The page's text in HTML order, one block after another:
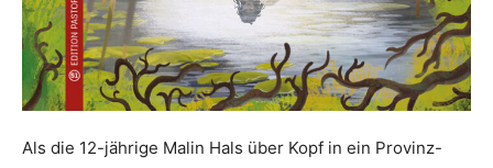
Als die 12-jährige Malin Hals über Kopf in ein Provinz-